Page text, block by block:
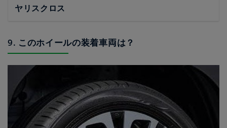
ヤリスクロス
9. このホイールの装着車両は？